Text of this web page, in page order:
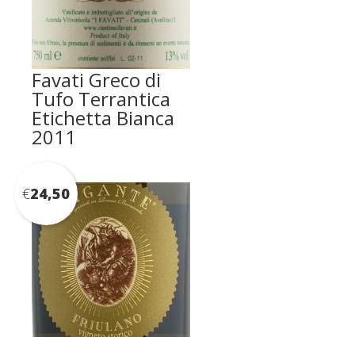
Favati Greco di
Tufo Terrantica
Etichetta Bianca
2011
€24,50